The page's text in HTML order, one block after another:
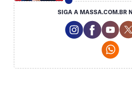
SIGA A MASSA.COM.BR
Instagram